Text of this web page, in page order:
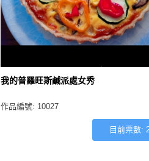
我的普羅旺斯鹹派處女秀
作品編號: 10027
目前票數: